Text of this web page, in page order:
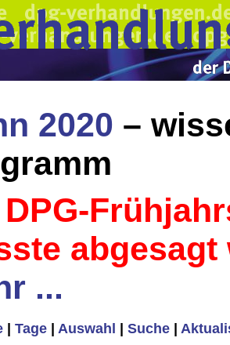
2020 –
DPG-
...
| Tage | Auswahl | Suche |